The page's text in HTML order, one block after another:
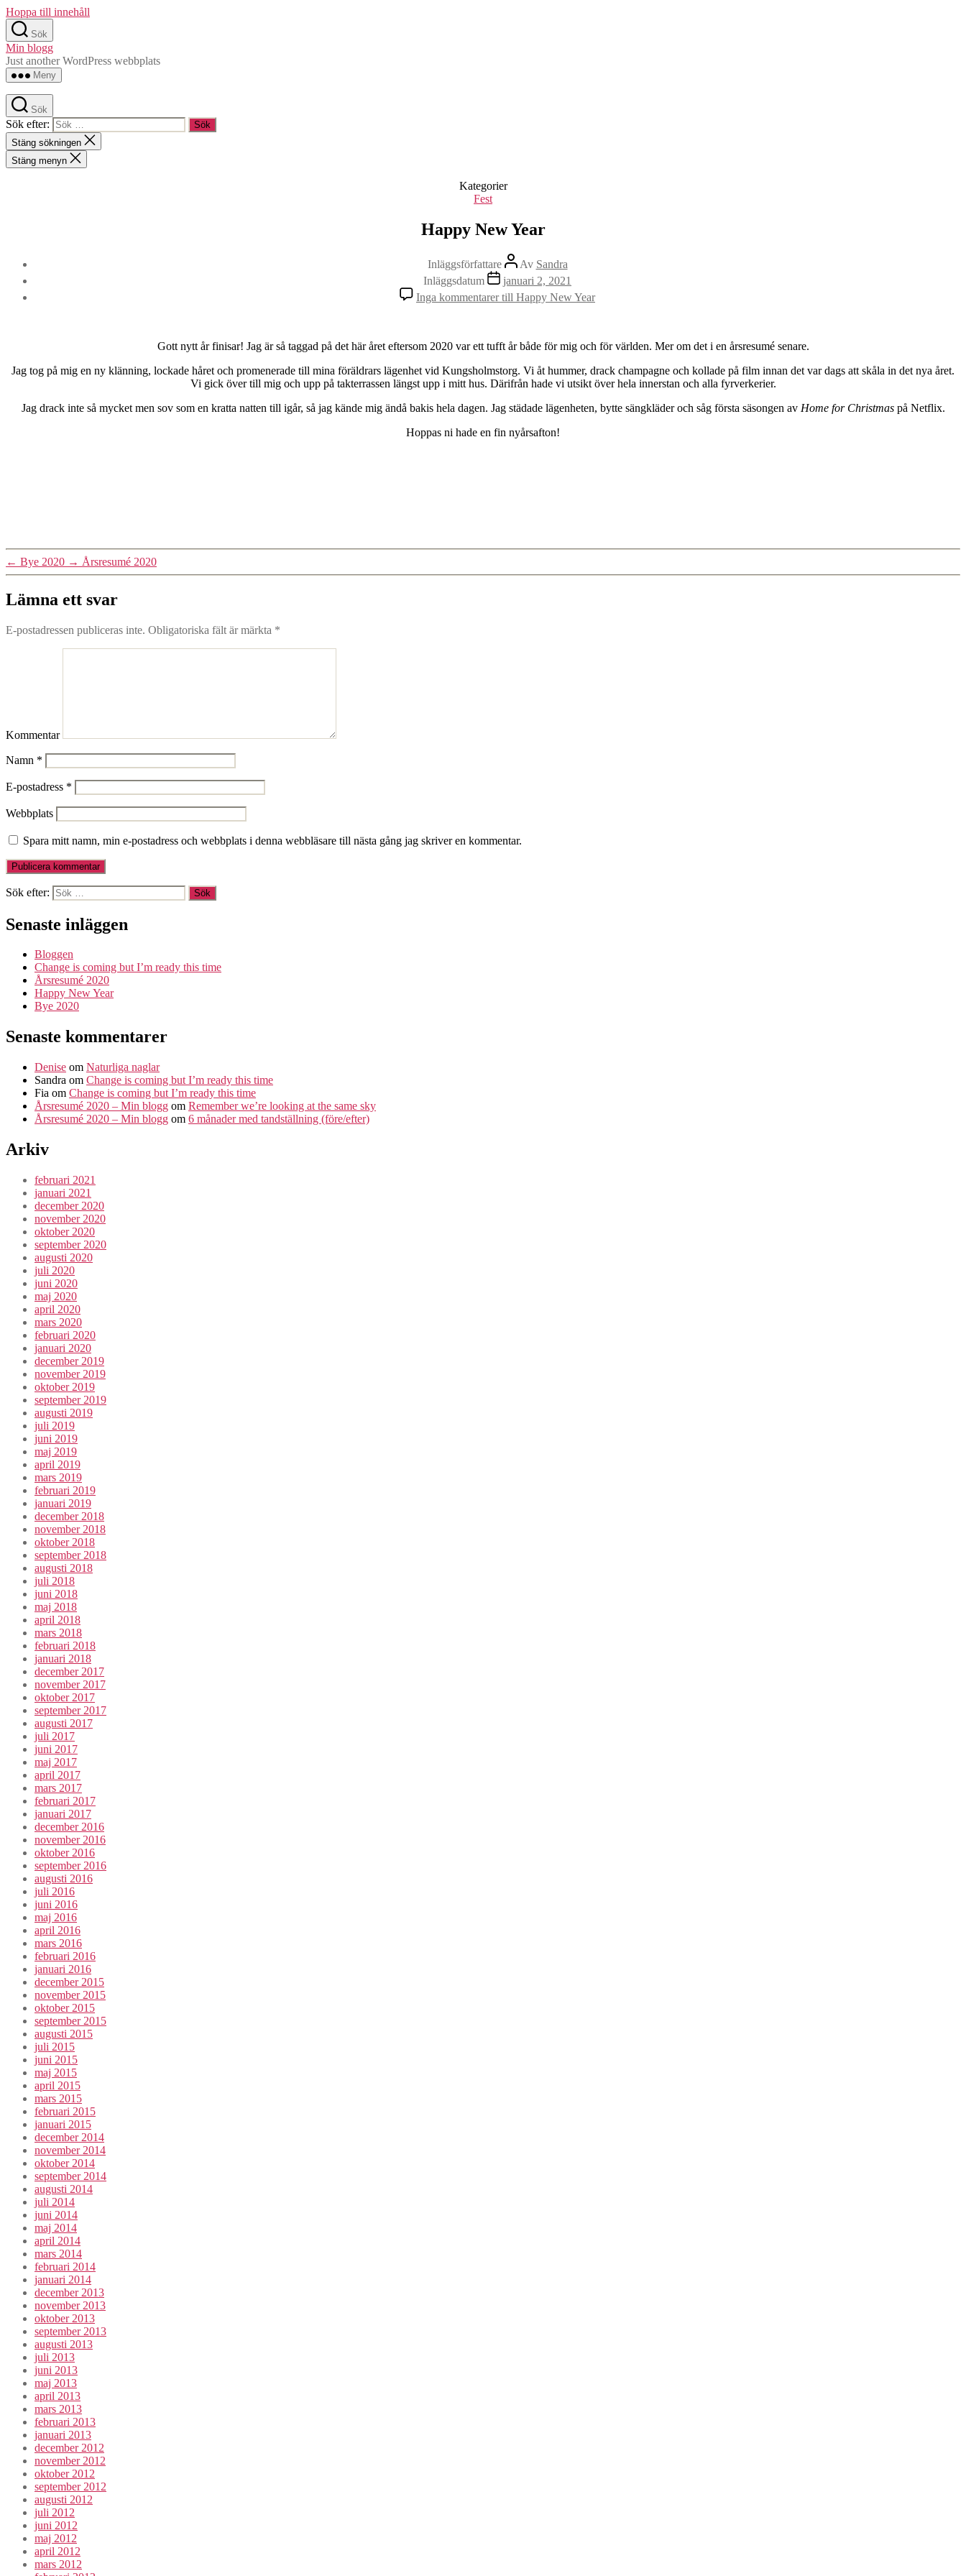
Hoppa till innehåll
Sök
Min blogg
Just another WordPress webbplats
Meny
Sök
Sök efter:
Stäng sökningen
Stäng menyn
Kategorier
Fest
Happy New Year
Inläggsförfattare Av Sandra
Inläggsdatum
januari 2, 2021
Inga kommentarertill Happy New Year
Gott nytt år finisar! Jag är så taggad på det här året eftersom 2020 var ett tufft år både för mig och för världen. Mer om det i en årsresumé senare.
Jag tog på mig en ny klänning, lockade håret och promenerade till mina föräldrars lägenhet vid Kungsholmstorg. Vi åt hummer, drack champagne och kollade på film innan det var dags att skåla in det nya året.
Vi gick över till mig och upp på takterrassen längst upp i mitt hus. Därifrån hade vi utsikt över hela innerstan och alla fyrverkerier.
Jag drack inte så mycket men sov som en kratta natten till igår, så jag kände mig ändå bakis hela dagen. Jag städade lägenheten, bytte sängkläder och såg första säsongen av Home for Christmaspå Netflix.
Hoppas ni hade en fin nyårsafton!
← Bye 2020 → Årsresumé 2020
Lämna ett svar
E-postadressen publiceras inte. Obligatoriska fält är märkta *
Kommentar
Namn *
E-postadress *
Webbplats
Spara mitt namn, min e-postadress och webbplats i denna webbläsare till nästa gång jag skriver en kommentar.
Sök efter:
Senaste inläggen
Bloggen
Change is coming but I’m ready this time
Årsresumé 2020
Happy New Year
Bye 2020
Senaste kommentarer
Denise om Naturliga naglar
Sandra om Change is coming but I’m ready this time
Fia om Change is coming but I’m ready this time
Årsresumé 2020 – Min blogg om Remember we’re looking at the same sky
Årsresumé 2020 – Min blogg om 6 månader med tandställning (före/efter)
Arkiv
februari 2021
januari 2021
december 2020
november 2020
oktober 2020
september 2020
augusti 2020
juli 2020
juni 2020
maj 2020
april 2020
mars 2020
februari 2020
januari 2020
december 2019
november 2019
oktober 2019
september 2019
augusti 2019
juli 2019
juni 2019
maj 2019
april 2019
mars 2019
februari 2019
januari 2019
december 2018
november 2018
oktober 2018
september 2018
augusti 2018
juli 2018
juni 2018
maj 2018
april 2018
mars 2018
februari 2018
januari 2018
december 2017
november 2017
oktober 2017
september 2017
augusti 2017
juli 2017
juni 2017
maj 2017
april 2017
mars 2017
februari 2017
januari 2017
december 2016
november 2016
oktober 2016
september 2016
augusti 2016
juli 2016
juni 2016
maj 2016
april 2016
mars 2016
februari 2016
januari 2016
december 2015
november 2015
oktober 2015
september 2015
augusti 2015
juli 2015
juni 2015
maj 2015
april 2015
mars 2015
februari 2015
januari 2015
december 2014
november 2014
oktober 2014
september 2014
augusti 2014
juli 2014
juni 2014
maj 2014
april 2014
mars 2014
februari 2014
januari 2014
december 2013
november 2013
oktober 2013
september 2013
augusti 2013
juli 2013
juni 2013
maj 2013
april 2013
mars 2013
februari 2013
januari 2013
december 2012
november 2012
oktober 2012
september 2012
augusti 2012
juli 2012
juni 2012
maj 2012
april 2012
mars 2012